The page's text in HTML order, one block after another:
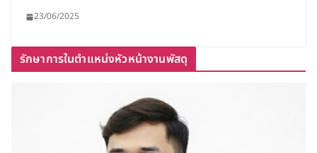
23/06/2025
รักษาการในตำแหน่งหัวหน้างานพัสดุ